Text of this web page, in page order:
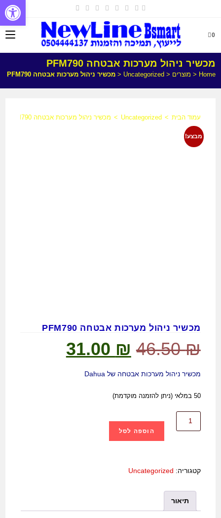
0
מכשיר ניהול מערכות אבטחה PFM790
Home
< מוצרים <
Uncategorized
<מכשיר ניהול מערכות אבטחה PFM790
עמוד הבית >
Uncategorized
> מכשיר ניהול מערכות אבטחה PFM790
מבצע!
מכשיר ניהול מערכות אבטחה PFM790
46.50₪
31.00 ₪
מכשיר ניהול מערכות אבטחה של Dahua
50 במלאי (ניתן להזמנה מוקדמת)
הוספה לסל
קטגוריה: Uncategorized
תיאור